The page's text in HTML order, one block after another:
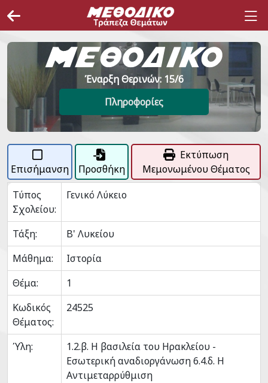
Έναρξη Θερινών: 15/6
Πληροφορίες
Επισήμανση Προσθήκη
Εκτύπωση
Μεμονωμένου Θέματος
Τύπος
Σχολείου:
Γενικό Λύκειο
Τάξη:
Β' Λυκείου
Μάθημα:
Ιστορία
Θέμα:
1
Κωδικός
Θέματος:
24525
Ύλη:
1.2.β. Η βασιλεία του Ηρακλείου -
Εσωτερική αναδιοργάνωση 6.4.δ. Η
Αντιμεταρρύθμιση